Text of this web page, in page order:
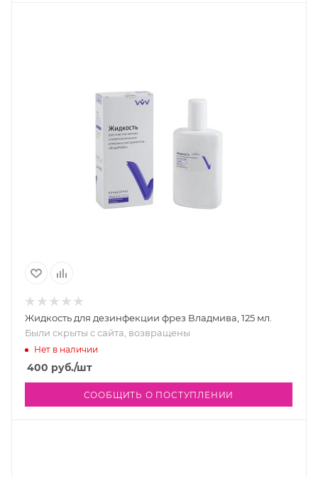
Жидкость для дезинфекции фрез Владмива, 125 мл.
Были скрыты с сайта, возвращены
Нет в наличии
400 руб./шт
СООБЩИТЬ О ПОСТУПЛЕНИИ